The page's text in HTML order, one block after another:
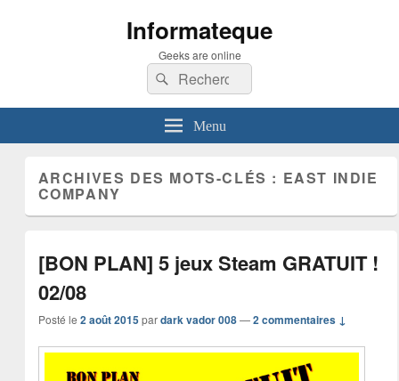
Informateque
Geeks are online
Recherche :
Rechercher
Menu
ARCHIVES DES MOTS-CLÉS : EAST INDIE
COMPANY
[BON PLAN] 5 jeux Steam GRATUIT !
02/08
Posté le 2 août 2015 pardark vador 008 —2 commentaires ↓